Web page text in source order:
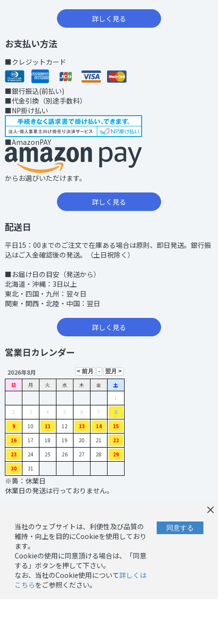
×
当社のウェブサイトは、利便性及び品質の
維持・向上を目的にCookieを使用しており
ます。
Cookieの使用に同意頂ける場合は、「同意
する」ボタンを押して下さい。
なお、当社のCookie使用について詳しくは
こちらをご参照ください。
同意する
詳しく見る
お支払い方法
■クレジットカード
■銀行振込(前払い)
■代金引換（別途手数料）
■NP掛け払い
■AmazonPAY
からお選びいただけます。
詳しく見る
配送日
平日15：00までのご注文で在庫ある場合は原則、即日発送。銀行振
込はご入金確認後の発送。（土日祝除く）
■お届け日の目安（発送から）
北海道・沖縄：3日以上
東北・四国・九州：翌々日
関東・関西・北陸・中国：翌日
詳しく見る
営業日カレンダー
2026年8月
日 月 火 水 木 金
土
1
2
3 4 5 6 7
8
9
10 11 12 13 14
15
16
17 18 19 20 21
22
23
24 25 26 27 28
29
30
31
※黄：休業日
休業日の発送は行っておりません。
お問い合わせ｜プライバシーポリシー
キャンセルーポリシー ｜
Cookieポリシー